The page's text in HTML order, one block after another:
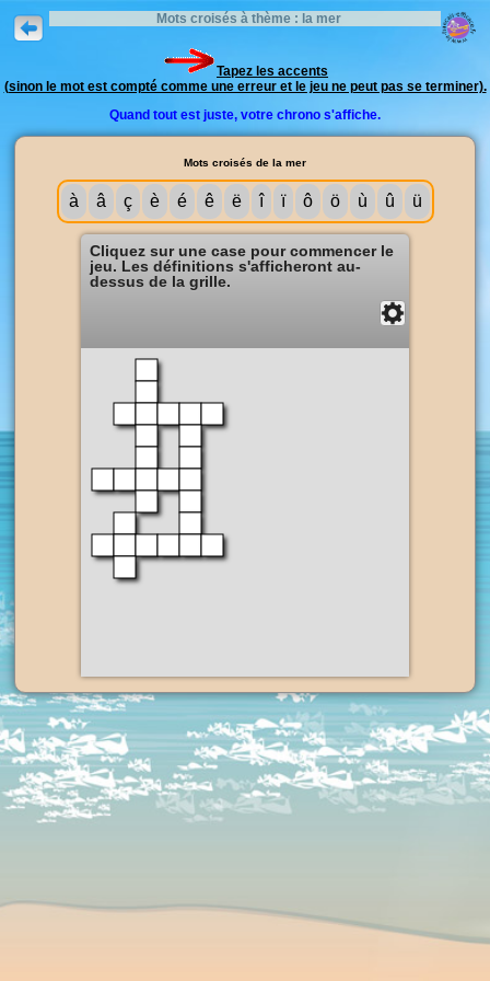
Mots croisés à thème : la mer
Tapez les accents
(sinon le mot est compté comme une erreur et le jeu ne peut pas se terminer).
Quand tout est juste, votre chrono s'affiche.
Mots croisés de la mer
à â ç è é ê ë î ï ô ö ù û ü
Cliquez sur une case pour commencer le
jeu. Les définitions s'afficheront au-
dessus de la grille.